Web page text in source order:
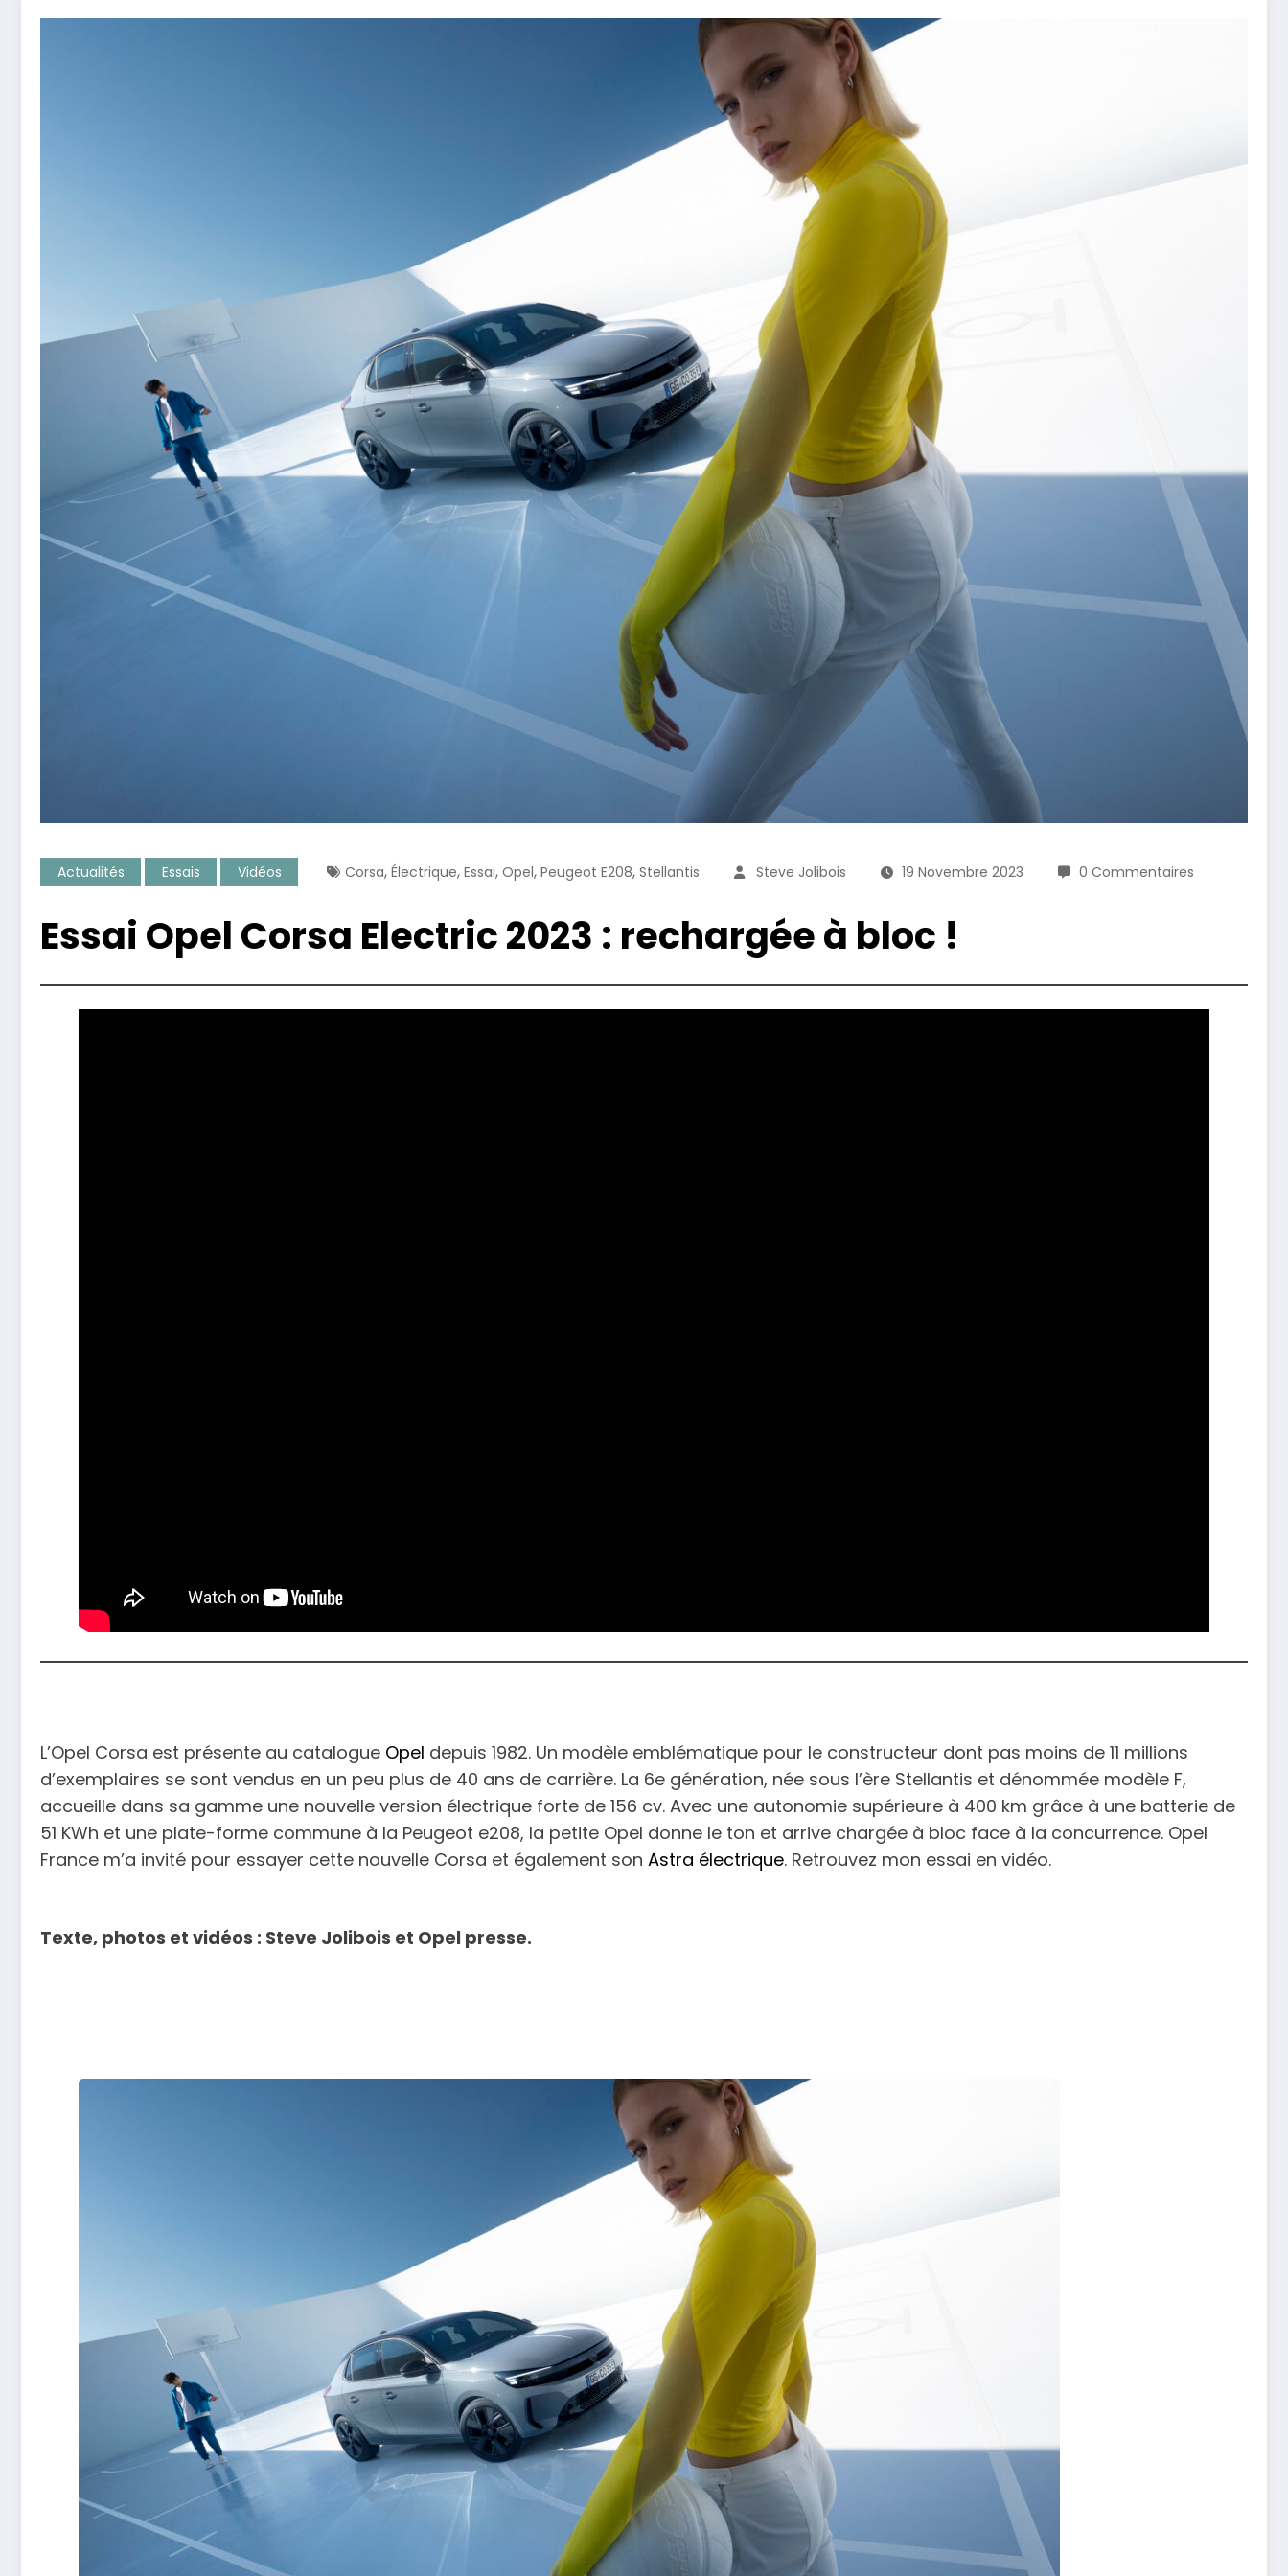
Actualités Essais Vidéos Corsa, Électrique, Essai, Opel, Peugeot E208, Stellantis Steve Jolibois 19 Novembre 2023 0 Commentaires
Essai Opel Corsa Electric 2023 : rechargée à bloc !
L’Opel Corsa est présente au catalogue Opel depuis 1982. Un modèle emblématique pour le constructeur dont pas moins de 11 millions
d’exemplaires se sont vendus en un peu plus de 40 ans de carrière. La 6e génération, née sous l’ère Stellantis et dénommée modèle F,
accueille dans sa gamme une nouvelle version électrique forte de 156 cv. Avec une autonomie supérieure à 400 km grâce à une batterie de
51 KWh et une plate-forme commune à la Peugeot e208, la petite Opel donne le ton et arrive chargée à bloc face à la concurrence. Opel
France m’a invité pour essayer cette nouvelle Corsa et également son Astra électrique. Retrouvez mon essai en vidéo.
Texte, photos et vidéos : Steve Jolibois et Opel presse.